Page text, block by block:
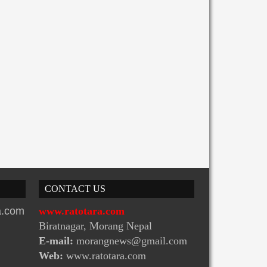
CONTACT US
www.ratotara.com
Biratnagar, Morang Nepal
E-mail: morangnews@gmail.com
Web: www.ratotara.com